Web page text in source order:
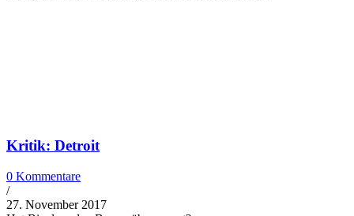
Kritik: Detroit
0 Kommentare
/
27. November 2017